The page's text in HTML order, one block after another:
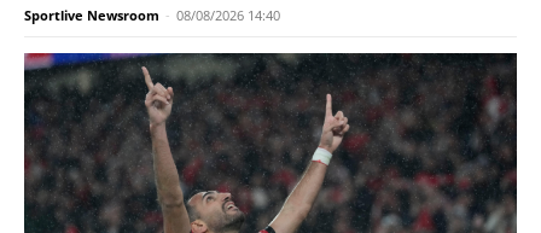
Sportlive Newsroom - 08/08/2026 14:40